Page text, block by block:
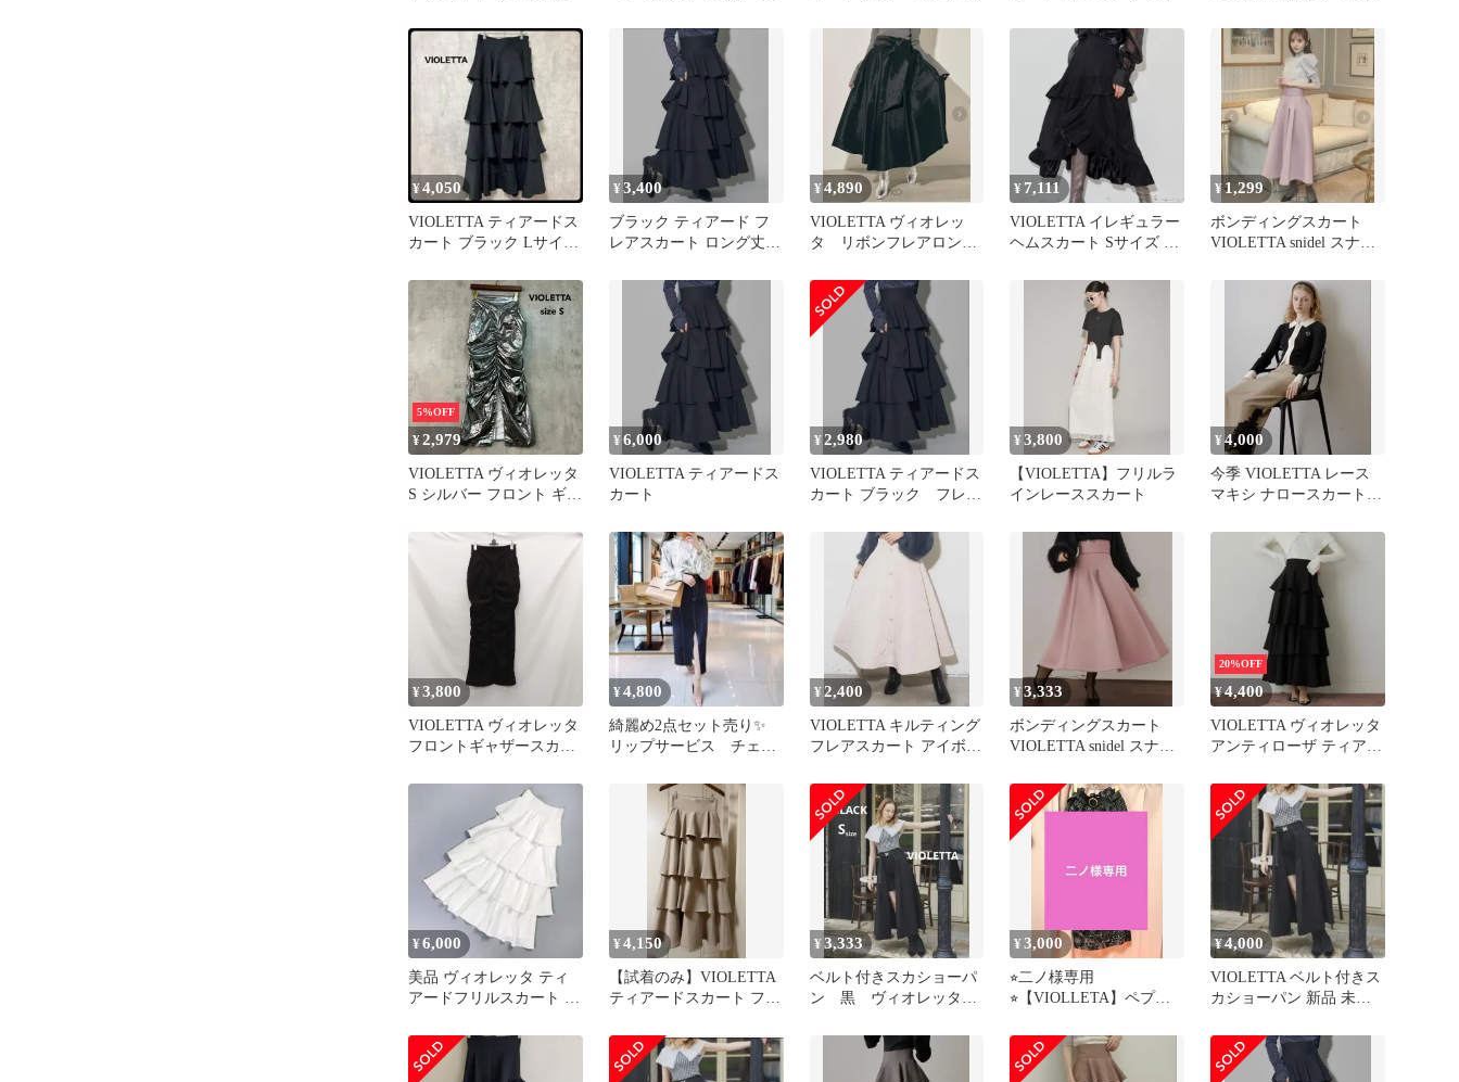
¥4,050
VIOLETTA ティアードス
カート ブラック Lサイズ
¥3,400
ブラック ティアード フ
レアスカート ロング丈 S
¥4,890
VIOLETTA ヴィオレッ
タ リボンフレアロング
ニン
¥ 7,111
VIOLETTA イレギュラー
ヘムスカート Sサイズ ブ
¥1,299
ボンディングスカート
VIOLETTA snidel スナイ
5%OFF
¥2,979
VIOLETTA ヴィオレッタ
S シルバー フロント ギャ
キシ タイト スリット ス
パンコール メタリック
シャイニー 光沢 ウエス
トゴム VIAKR0524003 ボ
トムス ズボン ★ ■◆
¥6,000
VIOLETTA ティアードス
カート
¥2,980
VIOLETTA ティアードス
カート ブラック フレア
¥3,800
【VIOLETTA】フリルラ
インレーススカート
¥4,000
今季 VIOLETTA レース
マキシ ナロースカート
¥3,800
VIOLETTA ヴィオレッタ
フロントギャザースカー
¥4,800
綺麗め2点セット売り✨
リップサービス チェー
カート 着画
¥2,400
VIOLETTA キルティング
フレアスカート アイボリ
¥3,333
ボンディングスカート
VIOLETTA snidel スナイ
20%OFF
¥4,400
VIOLETTA ヴィオレッタ
アンティローザ ティアー
ト ストレッチ 無地 ブラ
ック 黒 VIIZI0822001
¥6,000
美品 ヴィオレッタ ティ
アードフリルスカート ロ
L*MD836
¥4,150
【試着のみ】VIOLETTA
ティアードスカート フレ
¥3,333
ベルト付きスカショーパ
ン 黒 ヴィオレッタ
¥3,000
⭐︎二ノ様専用
⭐︎【VIOLLETA】ペプラ
¥4,000
VIOLETTA ベルト付きス
カショーパン 新品 未開